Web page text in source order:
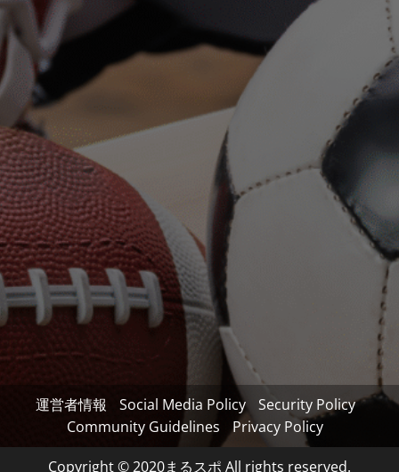
運営者情報 Social Media Policy
Security Policy
Community Guidelines
Privacy Policy
Copyright © 2020まるスポ All rights reserved.